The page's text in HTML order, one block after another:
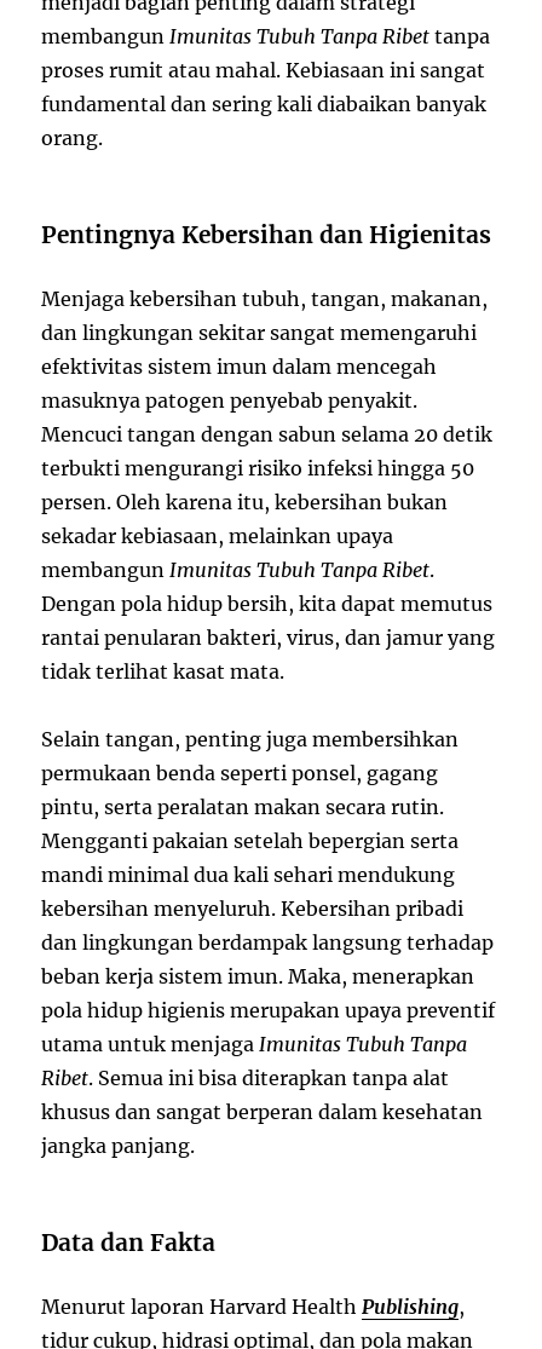
membangun Imunitas Tubuh Tanpa Ribet tanpa
proses rumit atau mahal. Kebiasaan ini sangat
fundamental dan sering kali diabaikan banyak
orang.
Pentingnya Kebersihan dan Higienitas
Menjaga kebersihan tubuh, tangan, makanan,
dan lingkungan sekitar sangat memengaruhi
efektivitas sistem imun dalam mencegah
masuknya patogen penyebab penyakit.
Mencuci tangan dengan sabun selama 20 detik
terbukti mengurangi risiko infeksi hingga 50
persen. Oleh karena itu, kebersihan bukan
sekadar kebiasaan, melainkan upaya
membangun Imunitas Tubuh Tanpa Ribet.
Dengan pola hidup bersih, kita dapat memutus
rantai penularan bakteri, virus, dan jamur yang
tidak terlihat kasat mata.
Selain tangan, penting juga membersihkan
permukaan benda seperti ponsel, gagang
pintu, serta peralatan makan secara rutin.
Mengganti pakaian setelah bepergian serta
mandi minimal dua kali sehari mendukung
kebersihan menyeluruh. Kebersihan pribadi
dan lingkungan berdampak langsung terhadap
beban kerja sistem imun. Maka, menerapkan
pola hidup higienis merupakan upaya preventif
utama untuk menjaga Imunitas Tubuh Tanpa
Ribet. Semua ini bisa diterapkan tanpa alat
khusus dan sangat berperan dalam kesehatan
jangka panjang.
Data dan Fakta
Menurut laporan Harvard Health Publishing,
tidur cukup, hidrasi optimal, dan pola makan